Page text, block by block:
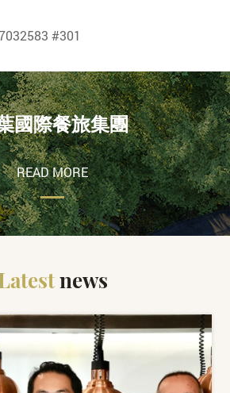
#301
國際餐旅集團
READ MORE
news